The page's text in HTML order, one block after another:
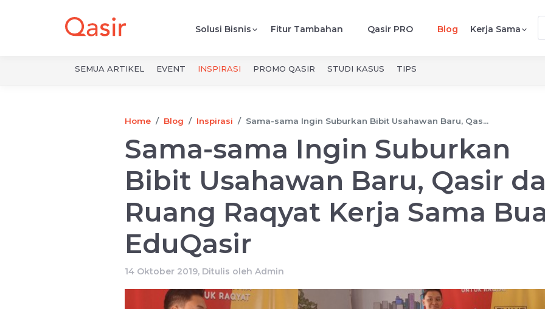
Solusi Bisnis Fitur Tambahan Qasir PRO Blog Kerja Sama
SEMUA ARTIKEL EVENT INSPIRASI PROMO QASIR STUDI KASUS TIPS
Home Blog Inspirasi Sama-sama Ingin Suburkan Bibit Usahawan Baru, Qas...
Sama-sama Ingin Suburkan
Bibit Usahawan Baru, Qasir
Ruang Raqyat Kerja Sama
EduQasir
14 Oktober 2019, Ditulis oleh Admin